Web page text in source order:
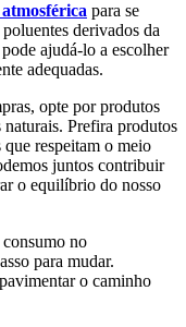
para se
derivados da
ajudá-lo a escolher
adequadas.
opte por produtos
naturais. Prefira produtos
respeitam o meio
juntos contribuir
o equilíbrio do nosso
no
para mudar.
o caminho